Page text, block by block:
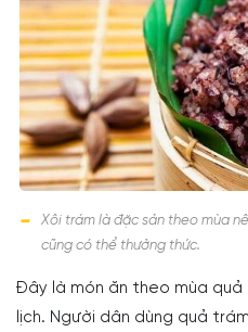
Xôi trám là đặc sản theo mùa
cũng có thể thưởng thức.
Đây là món ăn theo mùa
lịch. Người dân dùng quả